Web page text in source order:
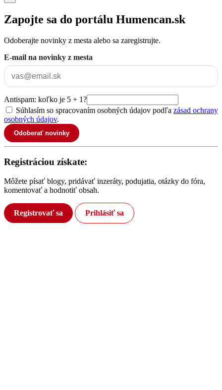
Zapojte sa do portálu Humencan.sk
Odoberajte novinky z mesta alebo sa zaregistrujte.
E-mail na novinky z mesta
Antispam: koľko je 5 + 1?
Súhlasím so spracovaním osobných údajov podľa zásad ochrany
osobných údajov.
Odoberať novinky
Registráciou získate:
Môžete písať blogy, pridávať inzeráty, podujatia, otázky do fóra,
komentovať a hodnotiť obsah.
Registrovať sa Prihlásiť sa